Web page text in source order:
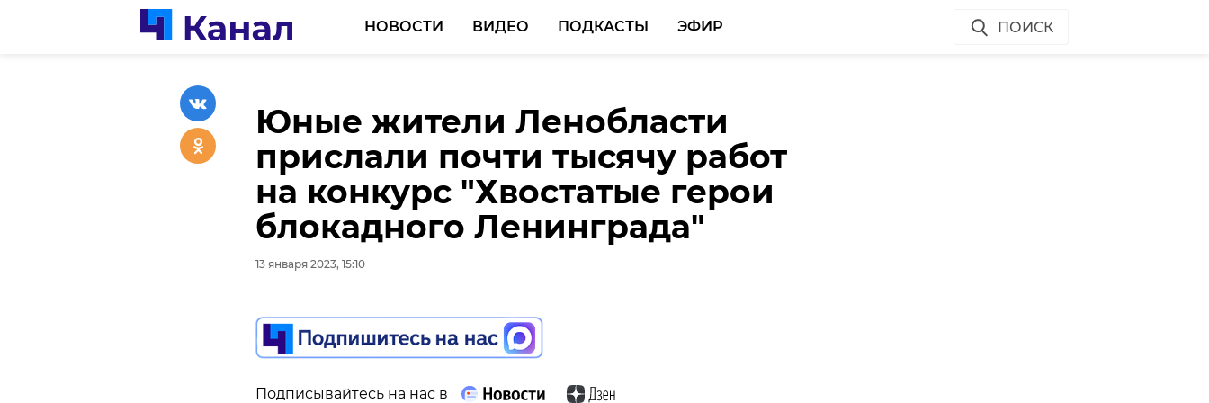
НОВОСТИ ВИДЕО ПОДКАСТЫ ЭФИР ПОИСК
Юные жители Ленобласти
прислали почти тысячу работ
на конкурс "Хвостатые герои
блокадного Ленинграда"
13 января 2023, 15:10
Подписывайтесь на нас в
В Петербурге задержали двоих
мужчин, угрожавших ножом
сотруднику храма
13 января 2023, 14:26
Подписывайтесь на нас в